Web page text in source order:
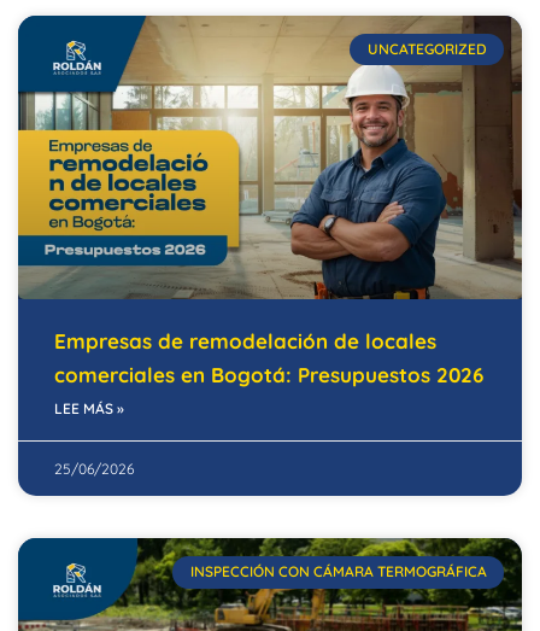
UNCATEGORIZED
Empresas de remodelación de locales
comerciales en Bogotá: Presupuestos 2026
LEE MÁS »
25/06/2026
INSPECCIÓN CON CÁMARA TERMOGRÁFICA